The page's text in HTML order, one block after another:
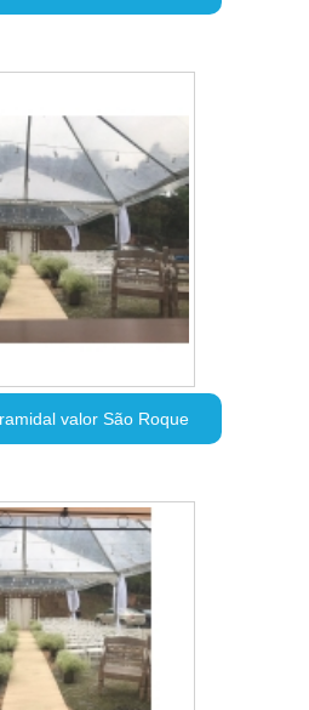
valor São Roque